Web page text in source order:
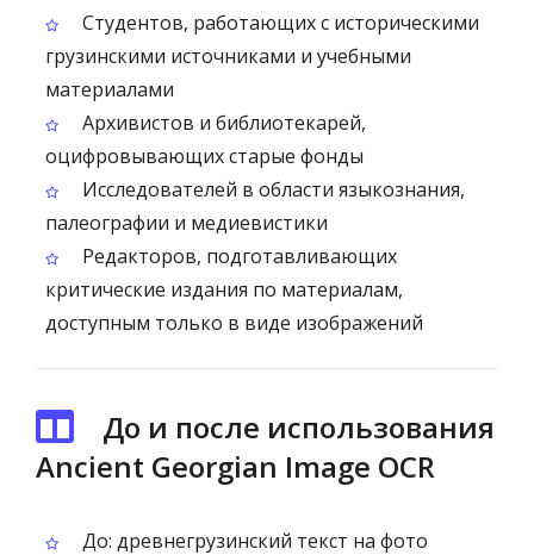
Студентов, работающих с историческими
грузинскими источниками и учебными
материалами
Архивистов и библиотекарей,
оцифровывающих старые фонды
Исследователей в области языкознания,
палеографии и медиевистики
Редакторов, подготавливающих
критические издания по материалам,
доступным только в виде изображений
До и после использования
Ancient Georgian Image OCR
До: древнегрузинский текст на фото